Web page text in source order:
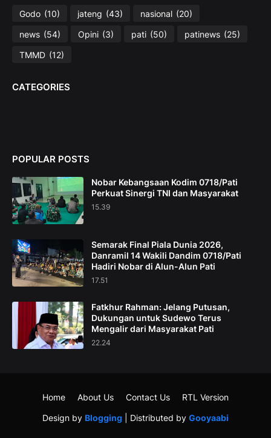
Godo (10) jateng (43) nasional (20)
news (54) Opini (3) pati (50) patinews (25)
TMMD (12)
CATEGORIES
POPULAR POSTS
Nobar Kebangsaan Kodim 0718/Pati
Perkuat Sinergi TNI dan Masyarakat
15.39
Semarak Final Piala Dunia 2026,
Danramil 14 Wakili Dandim 0718/Pati
Hadiri Nobar di Alun-Alun Pati
17.51
Fatkhur Rahman: Jelang Putusan,
Dukungan untuk Sudewo Terus
Mengalir dari Masyarakat Pati
22.24
Design by Blogging | Distributed by Gooyaabi
Home About Us Contact Us RTL Version